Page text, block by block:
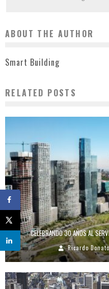
ABOUT THE AUTHOR
Smart Building
RELATED POSTS
CELEBRANDO 30 AÑOS AL
Ricardo Donato